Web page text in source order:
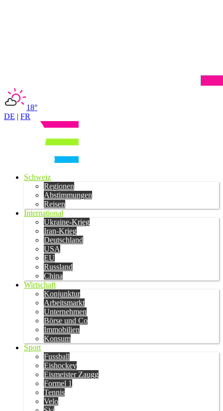
18°
DE | FR
Schweiz
Regionen
Abstimmungen
Reisen
International
Ukraine-Krieg
Iran-Krieg
Deutschland
USA
EU
Russland
China
Wirtschaft
Konjunktur
Arbeitsmarkt
Unternehmen
Börse und Co
Immobilien
Konsum
Sport
Fussball
Eishockey
Eismeister Zaugg
Formel 1
Tennis
Velo